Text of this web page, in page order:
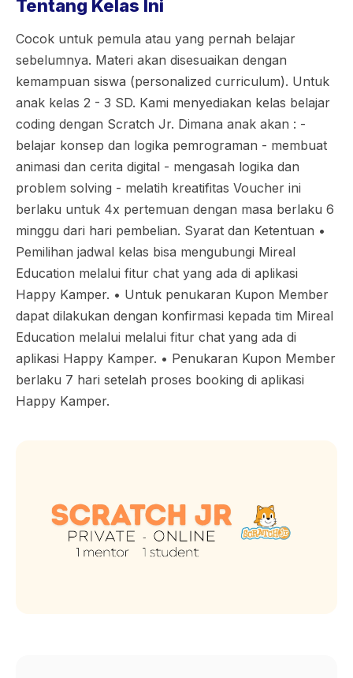
Tentang Kelas Ini
Cocok untuk pemula atau yang pernah belajar
sebelumnya. Materi akan disesuaikan dengan
kemampuan siswa (personalized curriculum). Untuk
anak kelas 2 - 3 SD. Kami menyediakan kelas belajar
coding dengan Scratch Jr. Dimana anak akan : -
belajar konsep dan logika pemrograman - membuat
animasi dan cerita digital - mengasah logika dan
problem solving - melatih kreatifitas Voucher ini
berlaku untuk 4x pertemuan dengan masa berlaku 6
minggu dari hari pembelian. Syarat dan Ketentuan •⁠
⁠Pemilihan jadwal kelas bisa mengubungi Mireal
Education melalui fitur chat yang ada di aplikasi
Happy Kamper. •⁠ ⁠Untuk penukaran Kupon Member
dapat dilakukan dengan konfirmasi kepada tim Mireal
Education melalui melalui fitur chat yang ada di
aplikasi Happy Kamper. •⁠ ⁠Penukaran Kupon Member
berlaku 7 hari setelah proses booking di aplikasi
Happy Kamper.